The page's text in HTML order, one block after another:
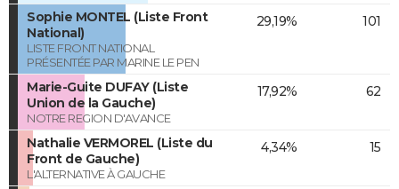
Sophie MONTEL (Liste Front
National)
LISTE FRONT NATIONAL
PRÉSENTÉE PAR MARINE LE PEN
29,19% 101
Marie-Guite DUFAY (Liste
Union de la Gauche)
NOTRE REGION D'AVANCE
17,92% 62
Nathalie VERMOREL (Liste du
Front de Gauche)
L'ALTERNATIVE À GAUCHE
4,34% 15